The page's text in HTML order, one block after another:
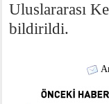
Uluslararası
bildirildi.